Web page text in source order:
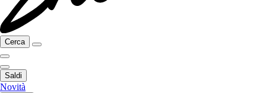
Cerca
Saldi
Novità